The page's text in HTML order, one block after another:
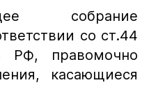
собрание
со ст.44
РФ, правомочно
касающиеся